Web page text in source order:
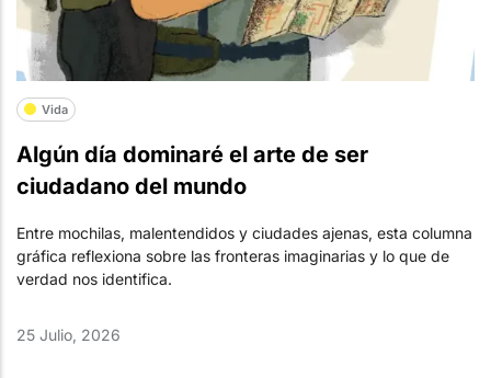
Vida
Algún día dominaré el arte de ser
ciudadano del mundo
Entre mochilas, malentendidos y ciudades ajenas, esta columna
gráfica reflexiona sobre las fronteras imaginarias y lo que de
verdad nos identifica.
25 Julio, 2026